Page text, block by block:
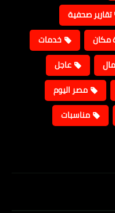
تقارير صحفية
مكان
خدمات
عاجل
مصر اليوم
مناسبات